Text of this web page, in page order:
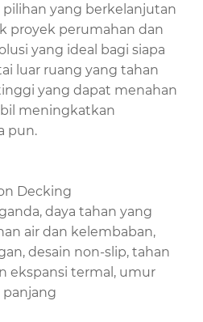
yang berkelanjutan
proyek perumahan dan
yang ideal bagi siapa
luar ruang yang tahan
yang dapat menahan
meningkatkan
pun.
Decking
daya tahan yang
air dan kelembaban,
desain non-slip, tahan
ekspansi termal, umur
panjang